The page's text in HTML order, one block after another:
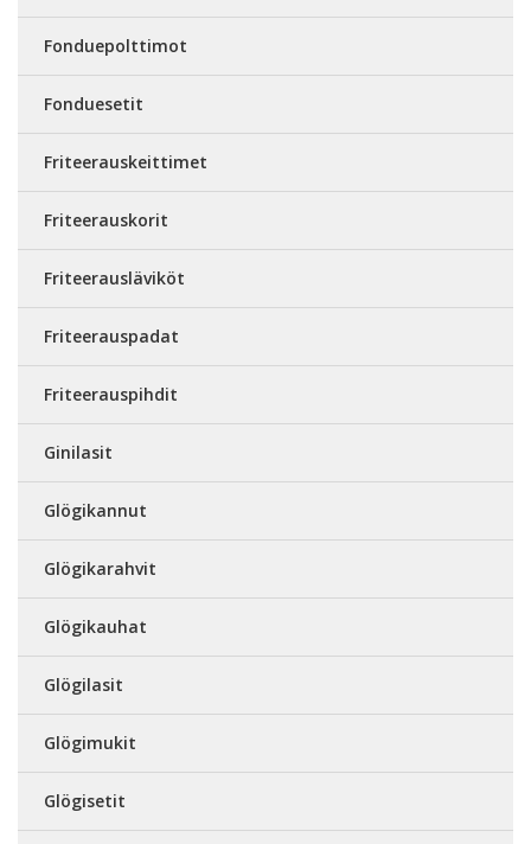
Fonduepolttimot
Fonduesetit
Friteerauskeittimet
Friteerauskorit
Friteerausläviköt
Friteerauspadat
Friteerauspihdit
Ginilasit
Glögikannut
Glögikarahvit
Glögikauhat
Glögilasit
Glögimukit
Glögisetit